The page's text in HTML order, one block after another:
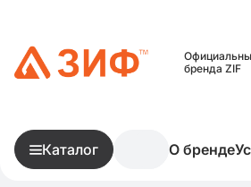
бренда ZIF
Каталог О бренде